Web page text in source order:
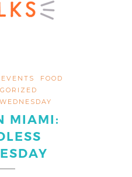
EVENTS
FOOD
MIAMI: